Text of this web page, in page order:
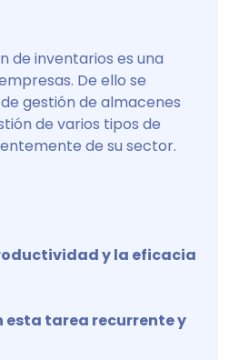
de inventarios es una
De ello se
gestión de almacenes
de varios tipos de
de su sector.
y la eficacia
esta tarea recurrente y